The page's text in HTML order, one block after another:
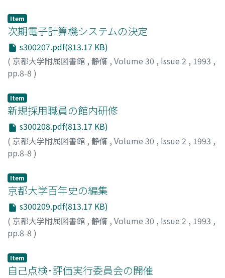
Item
次期電子計算機システムの決定
s300207.pdf(813.17 KB)
( 京都大学附属図書館 , 静脩 , Volume 30 , Issue 2 , 1993 ,
pp.8-8 )
Item
新規採用職員の館内研修
s300208.pdf(813.17 KB)
( 京都大学附属図書館 , 静脩 , Volume 30 , Issue 2 , 1993 ,
pp.8-8 )
Item
京都大学百年史の編集
s300209.pdf(813.17 KB)
( 京都大学附属図書館 , 静脩 , Volume 30 , Issue 2 , 1993 ,
pp.8-8 )
Item
自己点検･評価実行委員会の開催